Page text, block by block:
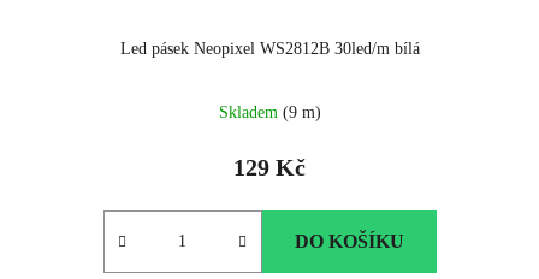
Led pásek Neopixel WS2812B 30led/m bílá
Skladem (9 m)
129 Kč
DO KOŠÍKU